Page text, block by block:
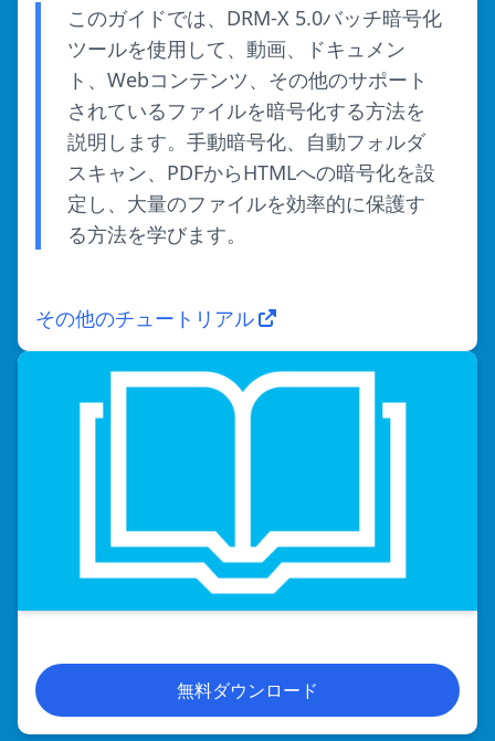
このガイドでは、DRM-X 5.0バッチ暗号化
ツールを使用して、動画、ドキュメン
ト、Webコンテンツ、その他のサポート
されているファイルを暗号化する方法を
説明します。手動暗号化、自動フォルダ
スキャン、PDFからHTMLへの暗号化を設
定し、大量のファイルを効率的に保護す
る方法を学びます。
その他のチュートリアル
無料ダウンロード